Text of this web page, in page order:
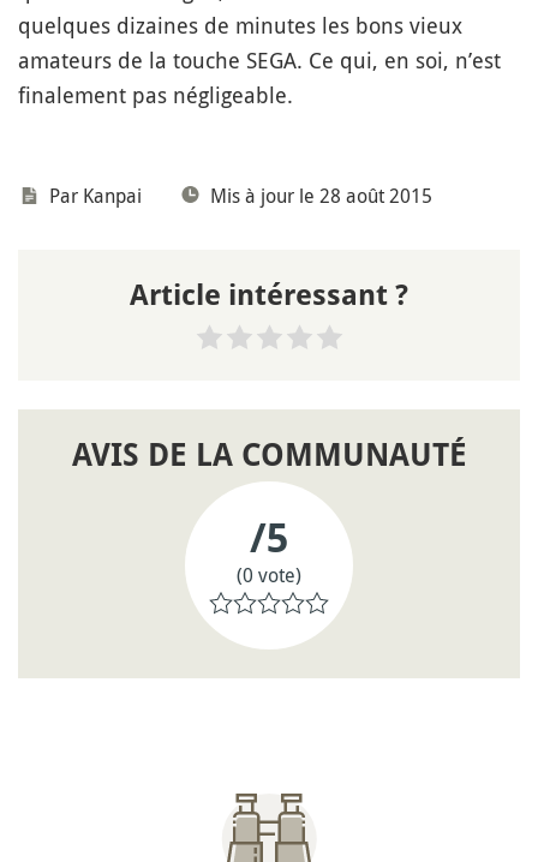
quelques dizaines de minutes les bons vieux
amateurs de la touche SEGA. Ce qui, en soi, n’est
finalement pas négligeable.
Par Kanpai Mis à jour le 28 août 2015
Article intéressant ?
AVIS DE LA COMMUNAUTÉ
/5
(0 vote)